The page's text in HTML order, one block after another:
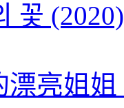
꽃 (2020)
亮姐姐